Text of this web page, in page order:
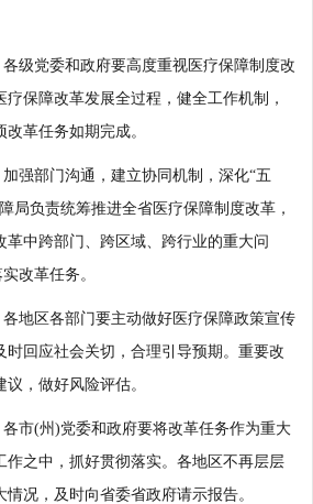
党委和政府要高度重视医疗保障制度改
保障改革发展全过程，健全工作机制，
革任务如期完成。
部门沟通，建立协同机制，深化“五
局负责统筹推进全省医疗保障制度改革，
革中跨部门、跨区域、跨行业的重大问
改革任务。
区各部门要主动做好医疗保障政策宣传
时回应社会关切，合理引导预期。重要改
，做好风险评估。
(州)党委和政府要将改革任务作为重大
作之中，抓好贯彻落实。各地区不再层层
况，及时向省委省政府请示报告。